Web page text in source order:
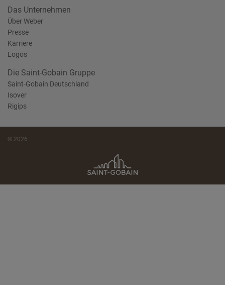
Das Unternehmen
Über Weber
Presse
Karriere
Logos
Die Saint-Gobain Gruppe
Saint-Gobain Deutschland
Isover
Rigips
© 2026